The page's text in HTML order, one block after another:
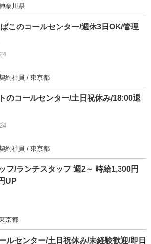
奈川県
このコールセンター/週休3日OK/管理
約社員 / 東京都
のコールセンター/土日祝休み/18:00退
約社員 / 東京都
フ/ランチスタッフ 週2～ 時給1,300円
UP
京都
ルセンター/土日祝休み/未経験歓迎/即日